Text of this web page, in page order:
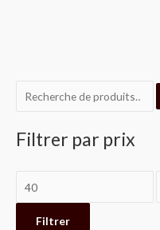
cFiltrer par prix
r
Filtrer